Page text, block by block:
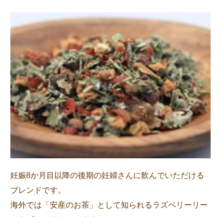
妊娠8か月目以降の後期の妊婦さんに飲んでいただける
ブレンドです。
海外では「安産のお茶」として知られるラズベリーリー